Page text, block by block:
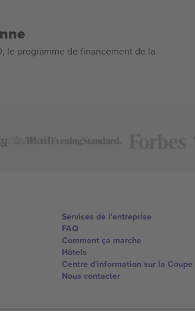
le programme de financement de la
Services de l'entreprise
FAQ
Comment ça marche
Hôtels
Centre d'information sur la Coupe
Nous contacter